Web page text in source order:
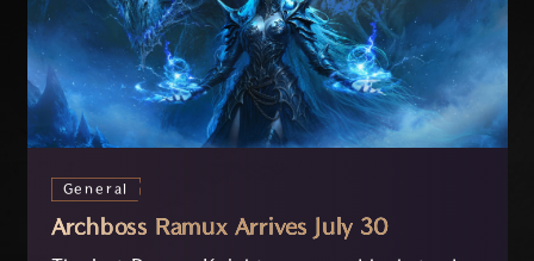
General
Archboss Ramux Arrives July 30